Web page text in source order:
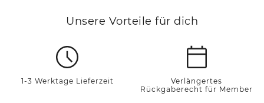
Unsere Vorteile für dich
1-3 Werktage Lieferzeit
Verlängertes
Rückgaberecht für Member